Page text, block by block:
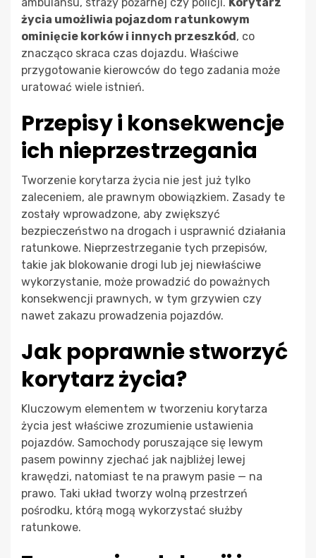
życia umożliwia pojazdom ratunkowym
ominięcie korków i innych przeszkód, co
znacząco skraca czas dojazdu. Właściwe
przygotowanie kierowców do tego zadania może
uratować wiele istnień.
Przepisy i konsekwencje
ich nieprzestrzegania
Tworzenie korytarza życia nie jest już tylko
zaleceniem, ale prawnym obowiązkiem. Zasady te
zostały wprowadzone, aby zwiększyć
bezpieczeństwo na drogach i usprawnić działania
ratunkowe. Nieprzestrzeganie tych przepisów,
takie jak blokowanie drogi lub jej niewłaściwe
wykorzystanie, może prowadzić do poważnych
konsekwencji prawnych, w tym grzywien czy
nawet zakazu prowadzenia pojazdów.
Jak poprawnie stworzyć
korytarz życia?
Kluczowym elementem w tworzeniu korytarza
życia jest właściwe zrozumienie ustawienia
pojazdów. Samochody poruszające się lewym
pasem powinny zjechać jak najbliżej lewej
krawędzi, natomiast te na prawym pasie — na
prawo. Taki układ tworzy wolną przestrzeń
pośrodku, którą mogą wykorzystać służby
ratunkowe.